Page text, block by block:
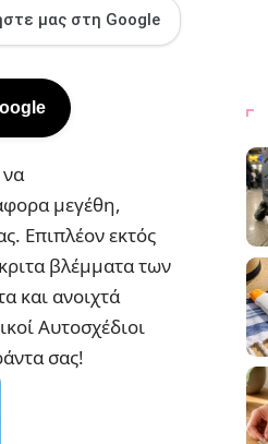
μας στη Google
μεγέθη,
Επιπλέον εκτός
βλέμματα των
και ανοιχτά
Αυτοσχέδιοι
σας!